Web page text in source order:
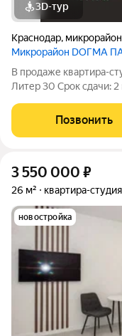
3D-тур
Краснодар,
Микрорайон DОГМА
В продаже квартира-
Литер 30 Срок сдачи:
сочетающий в себе
города, и настоящий
Позвонить
3 550 000 ₽
26 м² квартира-студия
новостройка